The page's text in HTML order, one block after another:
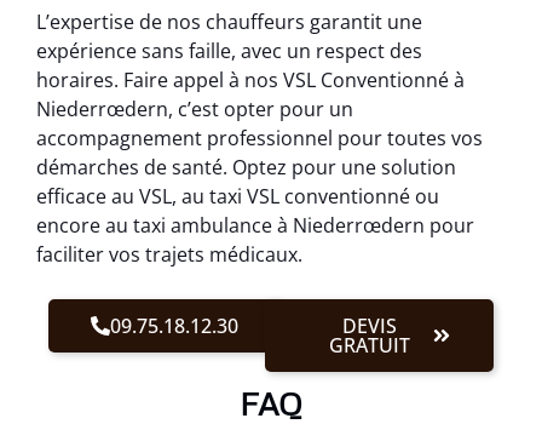
L’expertise de nos chauffeurs garantit une
expérience sans faille, avec un respect des
horaires. Faire appel à nos VSL Conventionné à
Niederrœdern, c’est opter pour un
accompagnement professionnel pour toutes vos
démarches de santé. Optez pour une solution
efficace au VSL, au taxi VSL conventionné ou
encore au taxi ambulance à Niederrœdern pour
faciliter vos trajets médicaux.
09.75.18.12.30 DEVIS
GRATUIT
FAQ